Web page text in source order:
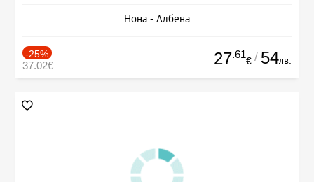
Нона - Албена
-25%
37.02€ 27.61
€ / 54лв.